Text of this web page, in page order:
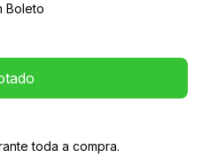
Boleto
toda a compra.